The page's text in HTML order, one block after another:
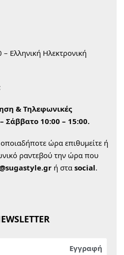
Ελληνική Ηλεκτρονική
& Τηλεφωνικές
Σάββατο 10:00 – 15:00.
ώρα επιθυμείτε ή
ραντεβού την ώρα που
ή στα social.